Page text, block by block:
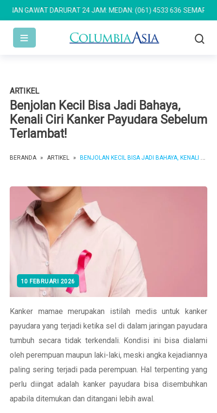
GAWAT DARURAT 24 JAM: MEDAN: (061) 4533 636 SEMARANG:
ARTIKEL
Benjolan Kecil Bisa Jadi Bahaya,
Kenali Ciri Kanker Payudara Sebelum
Terlambat!
BERANDA » ARTIKEL » BENJOLAN KECIL BISA JADI BAHAYA, KENALI CIRI KANKER PAYUDARA SEBELUM TERLAMBAT!
10 FEBRUARI 2026
Kanker mamae merupakan istilah medis untuk kanker
payudara yang terjadi ketika sel di dalam jaringan payudara
tumbuh secara tidak terkendali. Kondisi ini bisa dialami
oleh perempuan maupun laki-laki, meski angka kejadiannya
paling sering terjadi pada perempuan. Hal terpenting yang
perlu diingat adalah kanker payudara bisa disembuhkan
apabila ditemukan dan ditangani lebih awal.